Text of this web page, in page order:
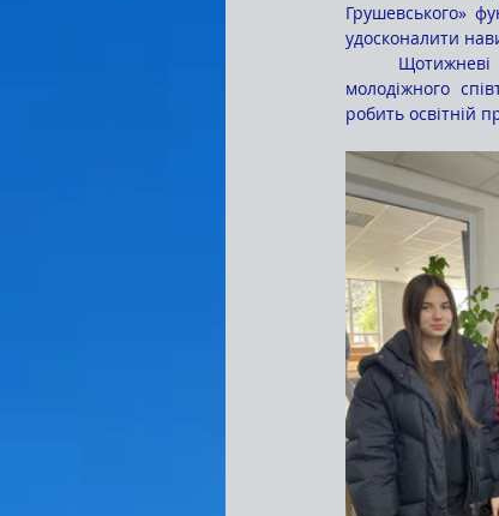
Грушевського»
удосконалити
молодіжного
робить освітній